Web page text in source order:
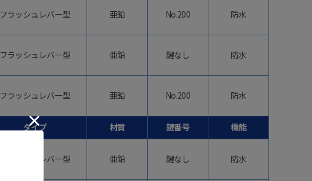
フラッシュレバー型 亜鉛 No.200 防水
フラッシュレバー型 亜鉛 鍵なし 防水
フラッシュレバー型 亜鉛 No.200 防水
タイプ 材質 鍵番号 機能
フラッシュレバー型 亜鉛 鍵なし 防水